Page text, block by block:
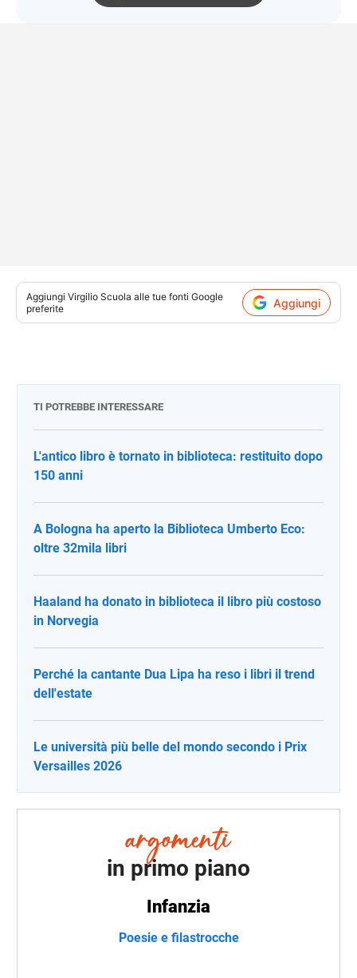
Aggiungi Virgilio Scuola alle tue fonti Google
preferite
Aggiungi
TI POTREBBE INTERESSARE
L'antico libro è tornato in biblioteca: restituito dopo
150 anni
A Bologna ha aperto la Biblioteca Umberto Eco:
oltre 32mila libri
Haaland ha donato in biblioteca il libro più costoso
in Norvegia
Perché la cantante Dua Lipa ha reso i libri il trend
dell'estate
Le università più belle del mondo secondo i Prix
Versailles 2026
in primo piano
Infanzia
Poesie e filastrocche